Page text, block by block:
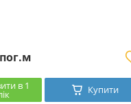
в 1 Купити